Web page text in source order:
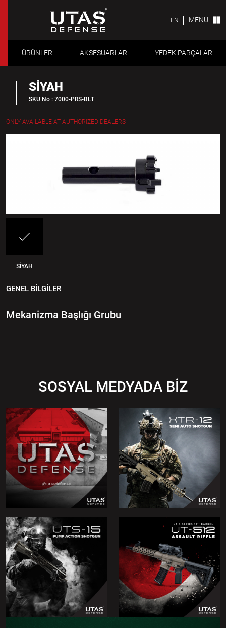
EN MENU
ÜRÜNLER AKSESUARLAR YEDEK PARÇALAR
SİYAH
SKU No : 7000-PRS-BLT
ONLY AVAILABLE AT AUTHORIZED DEALERS
SİYAH
GENEL BİLGİLER
Mekanizma Başlığı Grubu
SOSYAL MEDYADA BİZ